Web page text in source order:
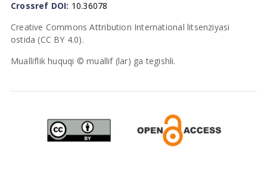
Crossref DOI: 10.36078
Creative Commons Attribution International litsenziyasi
ostida (CC BY 4.0).
Mualliflik huquqi © muallif (lar) ga tegishli.